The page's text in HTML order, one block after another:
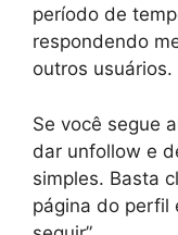
período de
respondendo
outros usuários.
Se você segue
dar unfollow e
simples. Basta
página do perfil